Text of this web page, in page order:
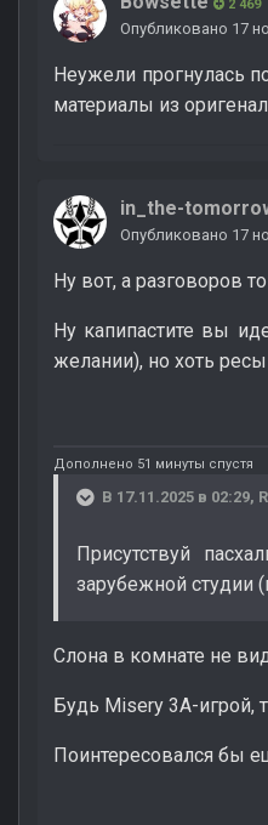
2 469
Опубликовано 17
Неужели прогнулась
материалы из
in_the-
Опубликовано 17
Ну вот, а разговоров
Ну капипастите вы
желании), но хоть
Дополнено 51 минуты спустя
В 17.11.2025 в 02:29,
Присутствуй
зарубежной студии
Слона в комнате не
Будь Misery 3A-игрой,
Поинтересовался бы